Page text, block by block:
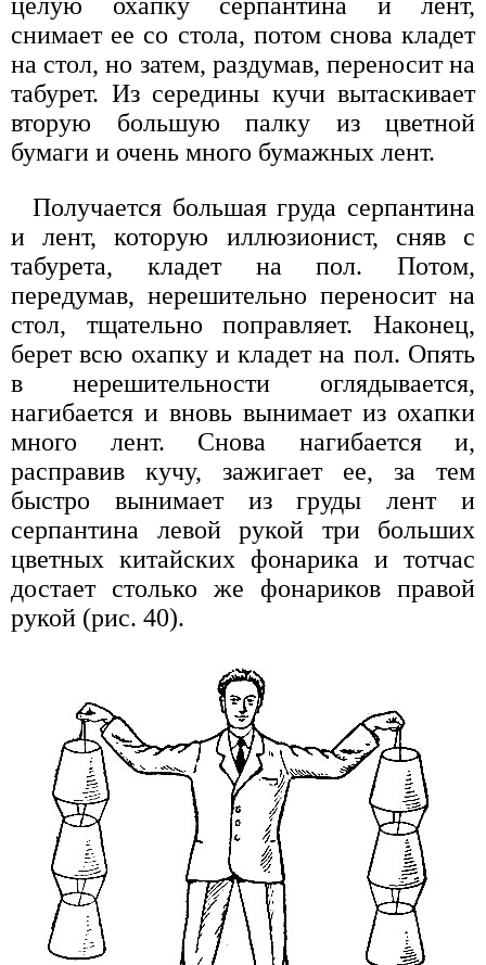
снимает ее со стола, потом снова кладет
на стол, но затем, раздумав, переносит на
табурет. Из середины кучи вытаскивает
вторую большую палку из цветной
бумаги и очень много бумажных лент.
Получается большая груда серпантина
и лент, которую иллюзионист, сняв с
табурета, кладет на пол. Потом,
передумав, нерешительно переносит на
стол, тщательно поправляет. Наконец,
берет всю охапку и кладет на пол. Опять
в нерешительности оглядывается,
нагибается и вновь вынимает из охапки
много лент. Снова нагибается и,
расправив кучу, зажигает ее, за тем
быстро вынимает из груды лент и
серпантина левой рукой три больших
цветных китайских фонарика и тотчас
достает столько же фонариков правой
рукой (рис. 40).